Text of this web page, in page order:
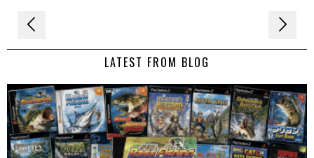
Navigation
de LATEST FROM BLOG